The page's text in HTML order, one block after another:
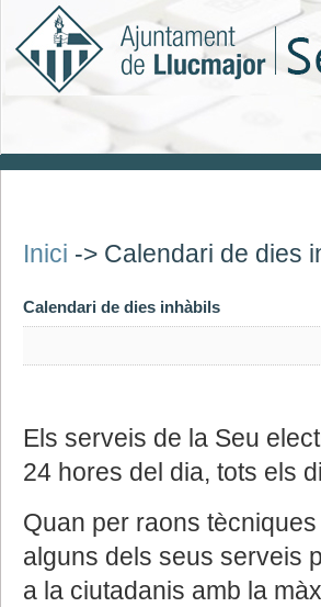
Inici -> Calendari de dies
Calendari de dies inhàbils
Els serveis de la Seu
24 hores del dia, tots els
Quan per raons
alguns dels seus serveis
a la ciutadanis amb la